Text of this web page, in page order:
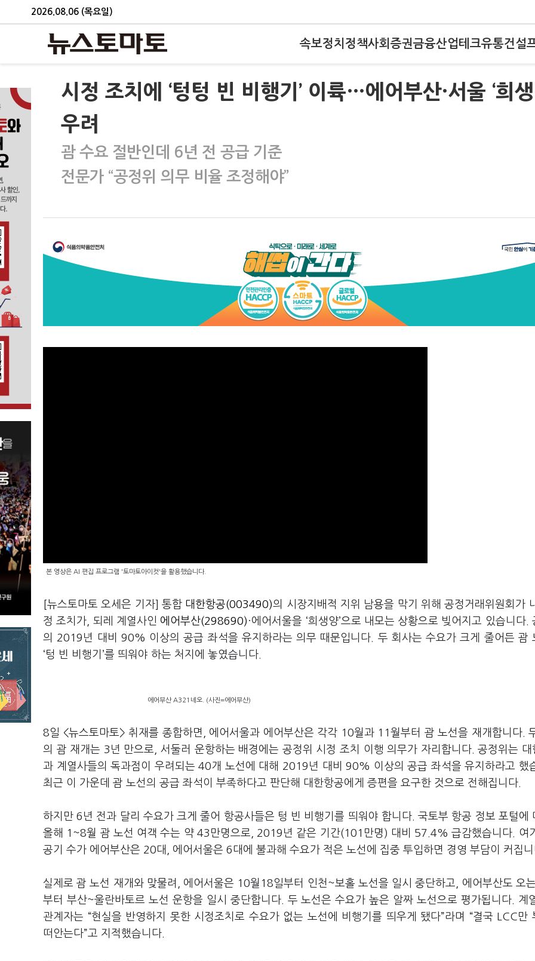
2026.08.06 (목요일)
속보정치 정책사회 증권금융산업테크유통건설
시정 조치에 ‘텅텅 빈 비행기’ 이륙…에어부산·서울 ‘희생
우려
괌 수요 절반인데 6년 전 공급 기준
전문가 “공정위 의무 비율 조정해야”
본 영상은 AI 편집 프로그램 '토마토아이컷'을 활용했습니다.
[뉴스토마토 오세은 기자] 통합 대한항공(003490)의 시장지배적 지위 남용을 막기 위해 공정거래위원회가
정 조치가, 되레 계열사인 에어부산(298690) ·에어서울을 ‘희생양’으로 내모는 상황으로 빚어지고 있습니다.
의 2019년 대비 90% 이상의 공급 좌석을 유지하라는 의무 때문입니다. 두 회사는 수요가 크게 줄어든 괌
‘텅 빈 비행기’를 띄워야 하는 처지에 놓였습니다.
에어부산 A321네오. (사진=에어부산)
8일 <뉴스토마토> 취재를 종합하면, 에어서울과 에어부산은 각각 10월과 11월부터 괌 노선을 재개합니다.
의 괌 재개는 3년 만으로, 서둘러 운항하는 배경에는 공정위 시정 조치 이행 의무가 자리합니다. 공정위는 대
과 계열사들의 독과점이 우려되는 40개 노선에 대해 2019년 대비 90% 이상의 공급 좌석을 유지하라고 했
최근 이 가운데 괌 노선의 공급 좌석이 부족하다고 판단해 대한항공에게 증편을 요구한 것으로 전해집니다.
하지만 6년 전과 달리 수요가 크게 줄어 항공사들은 텅 빈 비행기를 띄워야 합니다. 국토부 항공 정보 포털에
올해 1~8월 괌 노선 여객 수는 약 43만명으로, 2019년 같은 기간(101만명) 대비 57.4% 급감했습니다. 여
공기 수가 에어부산은 20대, 에어서울은 6대에 불과해 수요가 적은 노선에 집중 투입하면 경영 부담이 커집
실제로 괌 노선 재개와 맞물려, 에어서울은 10월18일부터 인천~보홀 노선을 일시 중단하고, 에어부산도 오
부터 부산~울란바토르 노선 운항을 일시 중단합니다. 두 노선은 수요가 높은 알짜 노선으로 평가됩니다. 계
관계자는 “현실을 반영하지 못한 시정조치로 수요가 없는 노선에 비행기를 띄우게 됐다”라며 “결국 LCC만
떠안는다”고 지적했습니다.